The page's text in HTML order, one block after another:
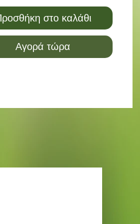
στο καλάθι
Αγορά τώρα